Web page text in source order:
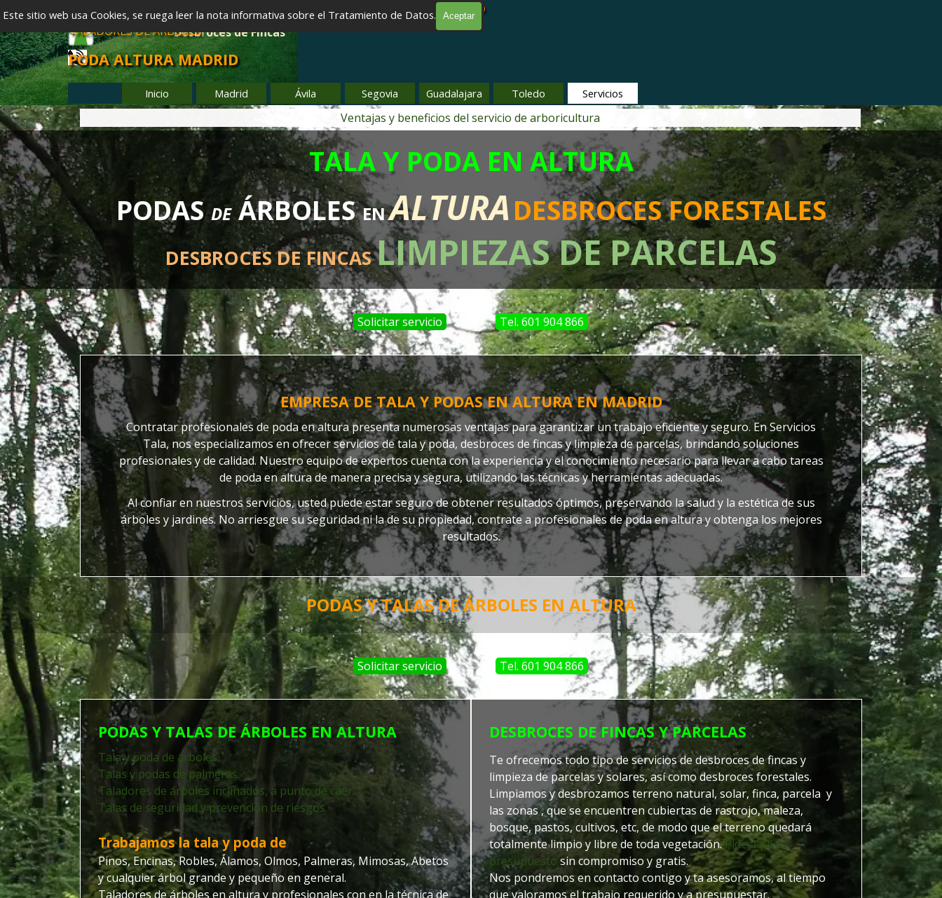
Este sitio web usa Cookies, se ruega leer la nota informativa sobre el Tratamiento de Datos. Aceptar
EMPRESA DE TALA Y PODA DE ÁRBOLES EN ALTURA EN MADRID
Servicios de Tala y PodaPODA DE ALTURA EN MADRID
Desbroces de Fincas
TALADORES DE ÁRBOLES
PODA ALTURA MADRID
601 904 866
Saltar menú
Inicio Madrid ▼
Ávila ▼
Segovia ▼
Guadalajara ▼
Toledo ▼
Servicios
Ventajas y beneficios del servicio de arboricultura
TALA Y PODA EN ALTURA
PODASDEÁRBOLESENALTURADESBROCES FORESTALES
DESBROCES DE FINCASLIMPIEZAS DE PARCELAS
Tel. 601 904 866
Solicitar servicio
EMPRESA DE TALA Y PODAS EN ALTURA EN MADRID
Contratar profesionales de poda en altura presenta numerosas ventajas para garantizar un trabajo eficiente y seguro. En Servicios
Tala, nos especializamos en ofrecer servicios de tala y poda, desbroces de fincas y limpieza de parcelas, brindando soluciones
profesionales y de calidad. Nuestro equipo de expertos cuenta con la experiencia y el conocimiento necesario para llevar a cabo tareas
de poda en altura de manera precisa y segura, utilizando las técnicas y herramientas adecuadas.
Al confiar en nuestros servicios, usted puede estar seguro de obtener resultados óptimos, preservando la salud y la estética de sus
árboles y jardines. No arriesgue su seguridad ni la de su propiedad, contrate a profesionales de poda en altura y obtenga los mejores
resultados.
PODAS Y TALAS DE ÁRBOLES EN ALTURA
Solicitar servicio Tel. 601 904 866
PODAS Y TALAS DE ÁRBOLES EN ALTURA
Tala y poda de árboles.
Talas y podas de palmeras.
Taladores de árboles inclinados, a punto de caer.
Talas de seguridad y prevención de riesgos.
Trabajamos la tala y poda de
Pinos, Encinas, Robles, Álamos, Olmos, Palmeras, Mimosas, Abetos
y cualquier árbol grande y pequeño en general.
Taladores de árboles en altura y profesionales con en la técnica de
DESBROCES DE FINCAS Y PARCELAS
Te ofrecemos todo tipo de servicios de desbroces de fincas y
limpieza de parcelas y solares, así como desbroces forestales.
Limpiamos y desbrozamos terreno natural, solar, finca, parcela y
las zonas , que se encuentren cubiertas de rastrojo, maleza,
bosque, pastos, cultivos, etc, de modo que el terreno quedará
totalmente limpio y libre de toda vegetación.Pide aquí tu
presupuestosin compromiso y gratis.
Nos pondremos en contacto contigo y ta asesoramos, al tiempo
que valoramos el trabajo requerido y a presupuestar.